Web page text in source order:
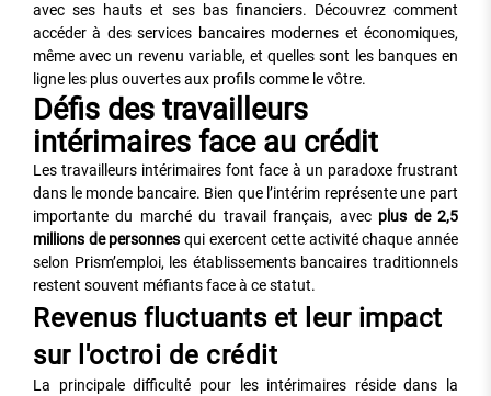
avec ses hauts et ses bas financiers. Découvrez comment
accéder à des services bancaires modernes et économiques,
même avec un revenu variable, et quelles sont les banques en
ligne les plus ouvertes aux profils comme le vôtre.
Défis des travailleurs
intérimaires face au crédit
Les travailleurs intérimaires font face à un paradoxe frustrant
dans le monde bancaire. Bien que l’intérim représente une part
importante du marché du travail français, avec plus de 2,5
millions de personnes qui exercent cette activité chaque année
selon Prism’emploi, les établissements bancaires traditionnels
restent souvent méfiants face à ce statut.
Revenus fluctuants et leur impact
sur l'octroi de crédit
La principale difficulté pour les intérimaires réside dans la